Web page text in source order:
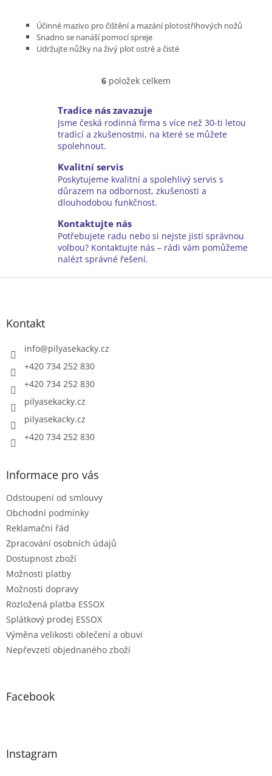
Účinné mazivo pro čištění a mazání plotostřihových nožů
Snadno se nanáší pomocí spreje
Udržujte nůžky na živý plot ostré a čisté
O
l
á
d
p
r
v
v
ý
p
s
6 položek celkem
Tradice nás zavazuje
Jsme česká rodinná firma s více než 30-ti letou
tradicí a zkušenostmi, na které se můžete
spolehnout.
Kvalitní servis
Poskytujeme kvalitní a spolehlivý servis s
důrazem na odbornost, zkušenosti a
dlouhodobou funkčnost.
Kontaktujte nás
Potřebujete radu nebo si nejste jistí správnou
volbou? Kontaktujte nás – rádi vám pomůžeme
nalézt správné řešení.
Z
Kontakt
info@pilyasekacky.cz
+420 734 252 830
+420 734 252 830
pilyasekacky.cz
pilyasekacky.cz
+420 734 252 830
Informace pro vás
Odstoupení od smlouvy
Obchodní podmínky
Reklamační řád
Zpracování osobních údajů
Dostupnost zboží
Možnosti platby
Možnosti dopravy
Rozložená platba ESSOX
Splátkový prodej ESSOX
Výměna velikosti oblečení a obuvi
Nepřevzetí objednaného zboží
Facebook
Instagram